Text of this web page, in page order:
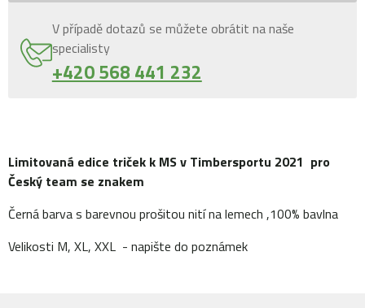
V případě dotazů se můžete obrátit na naše
specialisty
+420 568 441 232
Limitovaná edice triček k MS v Timbersportu 2021 pro
Český team se znakem
Černá barva s barevnou prošitou nití na lemech ,100% bavlna
Velikosti M, XL, XXL - napište do poznámek